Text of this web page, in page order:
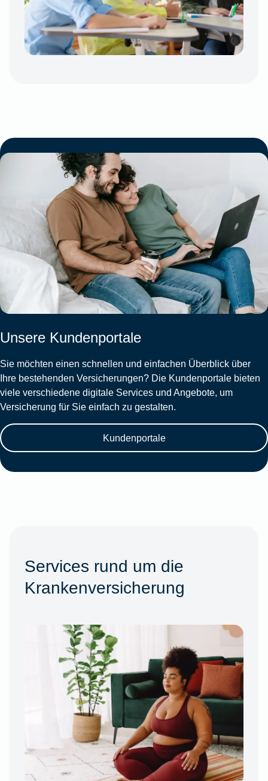
Unsere Kundenportale
Sie möchten einen schnellen und einfachen Überblick über
Ihre bestehenden Versicherungen? Die Kundenportale bieten
viele verschiedene digitale Services und Angebote, um
Versicherung für Sie einfach zu gestalten.
Kundenportale
Services rund um die
Krankenversicherung